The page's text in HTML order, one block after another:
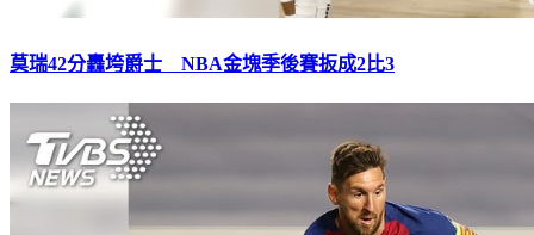
莫瑞42分轟垮爵士 NBA金塊季後賽扳成2比3